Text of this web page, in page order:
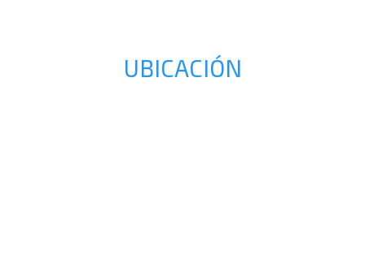
UBICACIÓN